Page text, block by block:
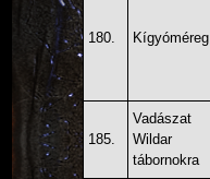
180. Kígyóméreg
185.
Vadászat
Wildar
tábornokra